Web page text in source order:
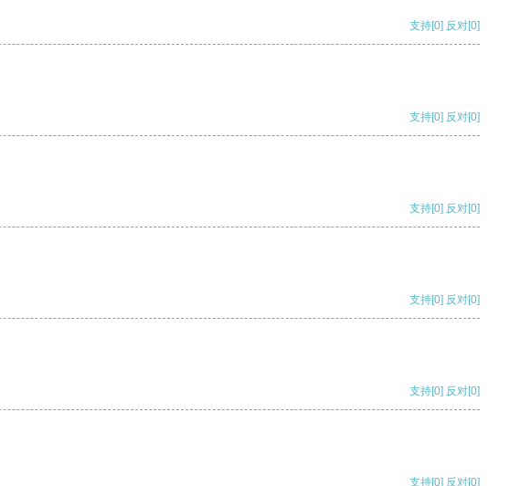
支持[0] 反对[0]
支持[0] 反对[0]
支持[0] 反对[0]
支持[0] 反对[0]
支持[0] 反对[0]
支持[0] 反对[0]